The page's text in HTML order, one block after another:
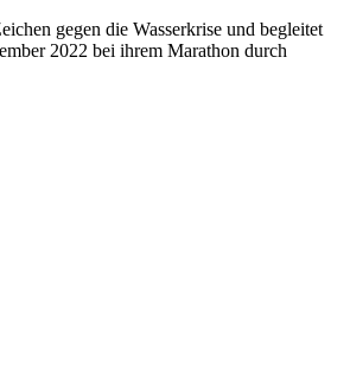
gegen die Wasserkrise und begleitet
2022 bei ihrem Marathon durch